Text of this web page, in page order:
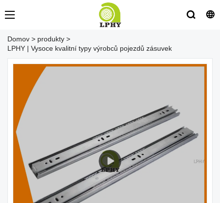
Domov > produkty >
LPHY | Vysoce kvalitní typy výrobců pojezdů zásuvek